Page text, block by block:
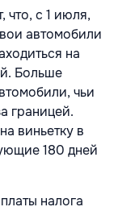
что, с 1 июля,
автомобили
на
Больше
чьи
границей.
виньетку в
180 дней
налога